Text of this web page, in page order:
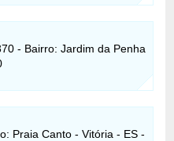
- Bairro: Jardim da Penha
Praia Canto - Vitória - ES -